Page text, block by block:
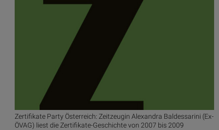
Zertifikate Party Österreich: Zeitzeugin Alexandra Baldessarini (Ex-
ÖVAG) liest die Zertifikate-Geschichte von 2007 bis 2009